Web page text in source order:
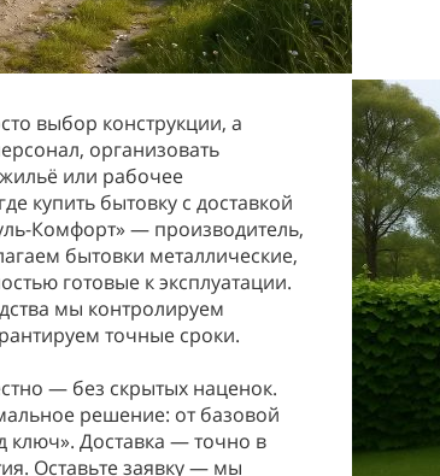
выбор конструкции, а
организовать
или рабочее
купить бытовку с доставкой
Комфорт» — производитель,
бытовки металлические,
готовые к эксплуатации.
мы контролируем
точные сроки.
— без скрытых наценок.
решение: от базовой
ключ». Доставка — точно в
Оставьте заявку — мы